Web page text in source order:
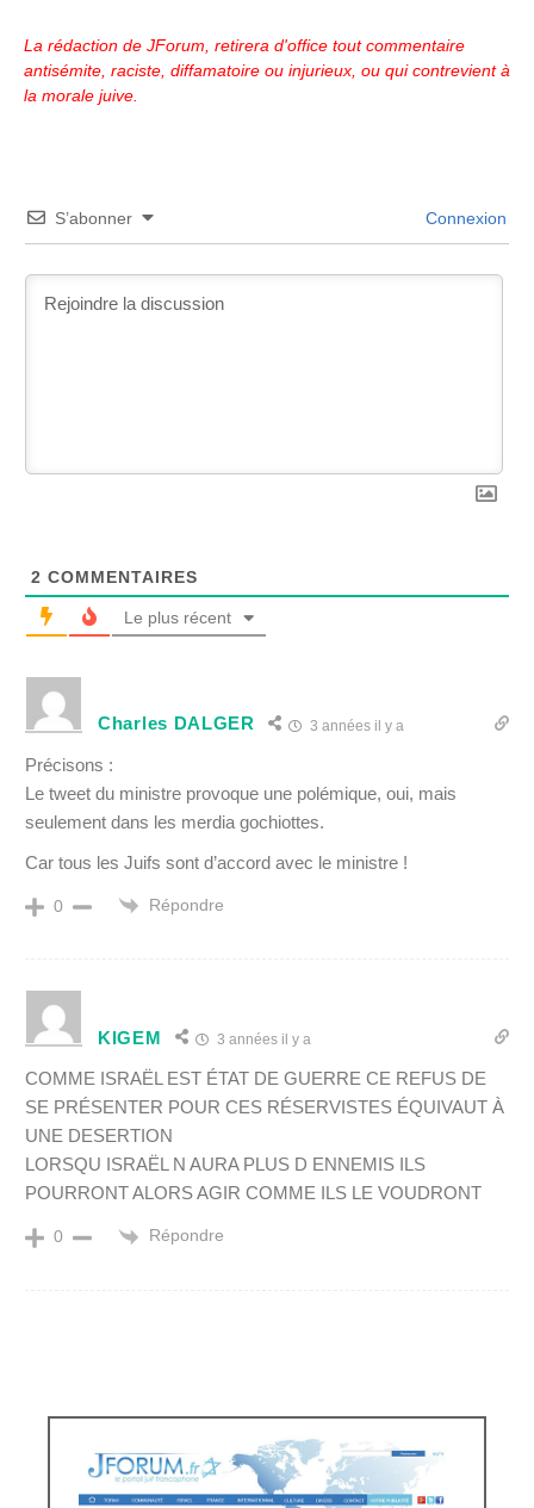
La rédaction de JForum, retirera d'office tout commentaire
antisémite, raciste, diffamatoire ou injurieux, ou qui contrevient à
la morale juive.
S’abonner Connexion
2 COMMENTAIRES
Le plus récent
Charles DALGER 3 années il y a
Précisons :
Le tweet du ministre provoque une polémique, oui, mais
seulement dans les merdia gochiottes.
Car tous les Juifs sont d’accord avec le ministre !
0 Répondre
KIGEM 3 années il y a
COMME ISRAËL EST ÉTAT DE GUERRE CE REFUS DE
SE PRÉSENTER POUR CES RÉSERVISTES ÉQUIVAUT À
UNE DESERTION
LORSQU ISRAËL N AURA PLUS D ENNEMIS ILS
POURRONT ALORS AGIR COMME ILS LE VOUDRONT
0 Répondre